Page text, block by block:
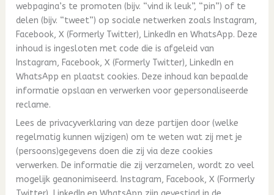
webpagina’s te promoten (bijv. “vind ik leuk”, “pin”) of te
delen (bijv. “tweet”) op sociale netwerken zoals Instagram,
Facebook, X (Formerly Twitter), LinkedIn en WhatsApp. Deze
inhoud is ingesloten met code die is afgeleid van
Instagram, Facebook, X (Formerly Twitter), LinkedIn en
WhatsApp en plaatst cookies. Deze inhoud kan bepaalde
informatie opslaan en verwerken voor gepersonaliseerde
reclame.
Lees de privacyverklaring van deze partijen door (welke
regelmatig kunnen wijzigen) om te weten wat zij met je
(persoons)gegevens doen die zij via deze cookies
verwerken. De informatie die zij verzamelen, wordt zo veel
mogelijk geanonimiseerd. Instagram, Facebook, X (Formerly